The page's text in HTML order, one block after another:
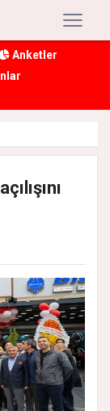
Anketler